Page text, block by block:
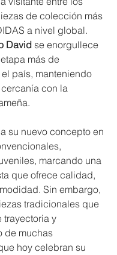
de colección más
a nivel global.
David se enorgullece
más de
país, manteniendo
con la
su nuevo concepto en
marcando una
que ofrece calidad,
Sin embargo,
tradicionales que
trayectoria y
de muchas
hoy celebran su